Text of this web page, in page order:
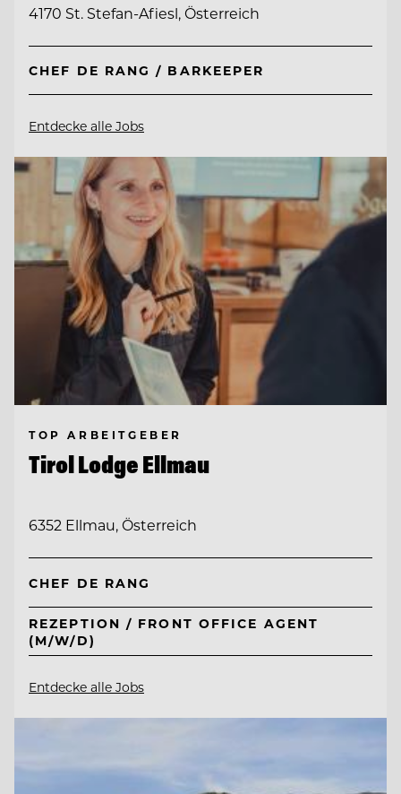
4170 St. Stefan-Afiesl, Österreich
CHEF DE RANG / BARKEEPER
Entdecke alle Jobs
TOP ARBEITGEBER
Tirol Lodge Ellmau
6352 Ellmau, Österreich
CHEF DE RANG
REZEPTION / FRONT OFFICE AGENT
(M/W/D)
Entdecke alle Jobs